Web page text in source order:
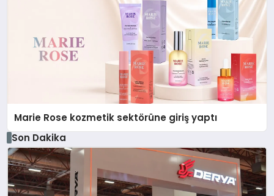
Marie Rose kozmetik sektörüne giriş yaptı
Son Dakika